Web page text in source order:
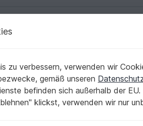
Hugs häkeln
zu verbessern, verwenden wir
gemäß unseren
befinden sich außerhalb der
klickst, verwenden wir nur